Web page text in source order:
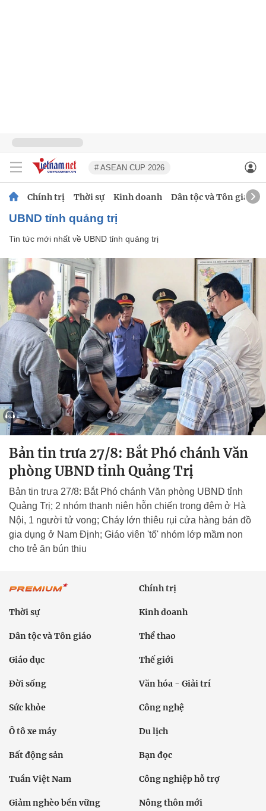
# ASEAN CUP 2026
Chính trị Thời sự Kinh doanh Dân tộc và Tôn giáo
UBND tỉnh quảng trị
Tin tức mới nhất về UBND tỉnh quảng trị
Bản tin trưa 27/8: Bắt Phó chánh Văn
phòng UBND tỉnh Quảng Trị
Bản tin trưa 27/8: Bắt Phó chánh Văn phòng UBND tỉnh
Quảng Trị; 2 nhóm thanh niên hỗn chiến trong đêm ở Hà
Nội, 1 người tử vong; Cháy lớn thiêu rụi cửa hàng bán đồ
gia dụng ở Nam Định; Giáo viên 'tố' nhóm lớp mầm non
cho trẻ ăn bún thiu
Chính trị
Thời sự Kinh doanh
Dân tộc và Tôn giáo Thể thao
Giáo dục Thế giới
Đời sống Văn hóa - Giải trí
Sức khỏe Công nghệ
Ô tô xe máy Du lịch
Bất động sản Bạn đọc
Tuần Việt Nam Công nghiệp hỗ trợ
Giảm nghèo bền vững Nông thôn mới